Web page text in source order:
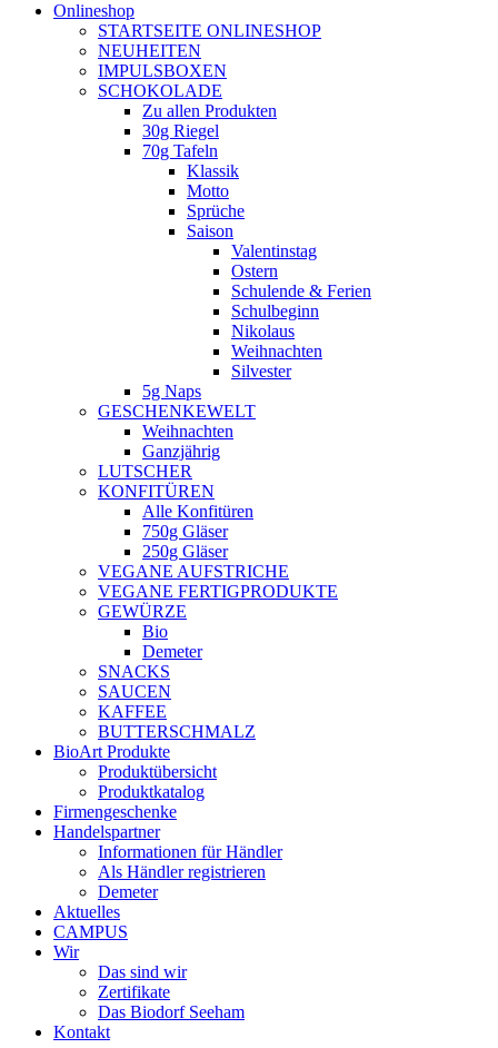
Onlineshop
STARTSEITE ONLINESHOP
NEUHEITEN
IMPULSBOXEN
SCHOKOLADE
Zu allen Produkten
30g Riegel
70g Tafeln
Klassik
Motto
Sprüche
Saison
Valentinstag
Ostern
Schulende & Ferien
Schulbeginn
Nikolaus
Weihnachten
Silvester
5g Naps
GESCHENKEWELT
Weihnachten
Ganzjährig
LUTSCHER
KONFITÜREN
Alle Konfitüren
750g Gläser
250g Gläser
VEGANE AUFSTRICHE
VEGANE FERTIGPRODUKTE
GEWÜRZE
Bio
Demeter
SNACKS
SAUCEN
KAFFEE
BUTTERSCHMALZ
BioArt Produkte
Produktübersicht
Produktkatalog
Firmengeschenke
Handelspartner
Informationen für Händler
Als Händler registrieren
Demeter
Aktuelles
CAMPUS
Wir
Das sind wir
Zertifikate
Das Biodorf Seeham
Kontakt